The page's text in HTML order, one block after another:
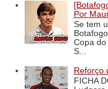
Por
Se tem
Copa
S...
Reforço
FICHA